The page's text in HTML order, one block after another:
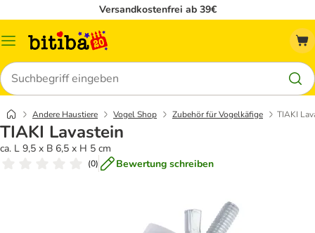
Versandkostenfrei ab 39€
Menü
Suchen
Andere Haustiere Vogel Shop Zubehör für Vogelkäfige TIAKI
TIAKI Lavastein
ca. L 9,5 x B 6,5 x H 5 cm
(0) Bewertung schreiben